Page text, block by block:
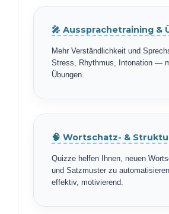
🎤 Aussprachetraining &
Mehr Verständlichkeit und
Stress, Rhythmus, Intonation —
Übungen.
🧠 Wortschatz- &
Quizze helfen Ihnen, neuen
und Satzmuster zu
effektiv, motivierend.